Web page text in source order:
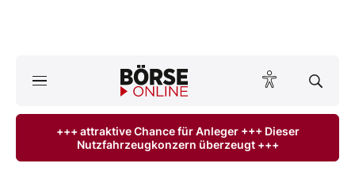
ktuelle Ausgabe BÖRSE ONLINE lesen
+++ attraktive Chance für Anleger +++ Dieser
Nutzfahrzeugkonzern überzeugt +++